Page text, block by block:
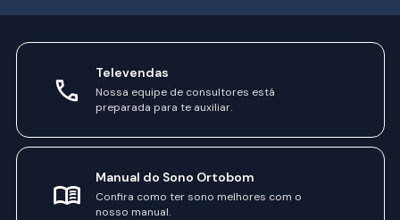
Televendas
Nossa equipe de consultores está
preparada para te auxiliar.
Manual do Sono Ortobom
Confira como ter sono melhores com o
nosso manual.